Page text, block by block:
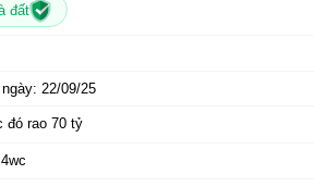
đất
22/09/25
đó rao 70 tỷ